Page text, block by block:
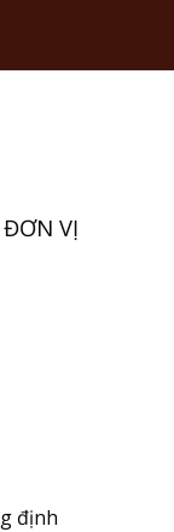
VỊ
định